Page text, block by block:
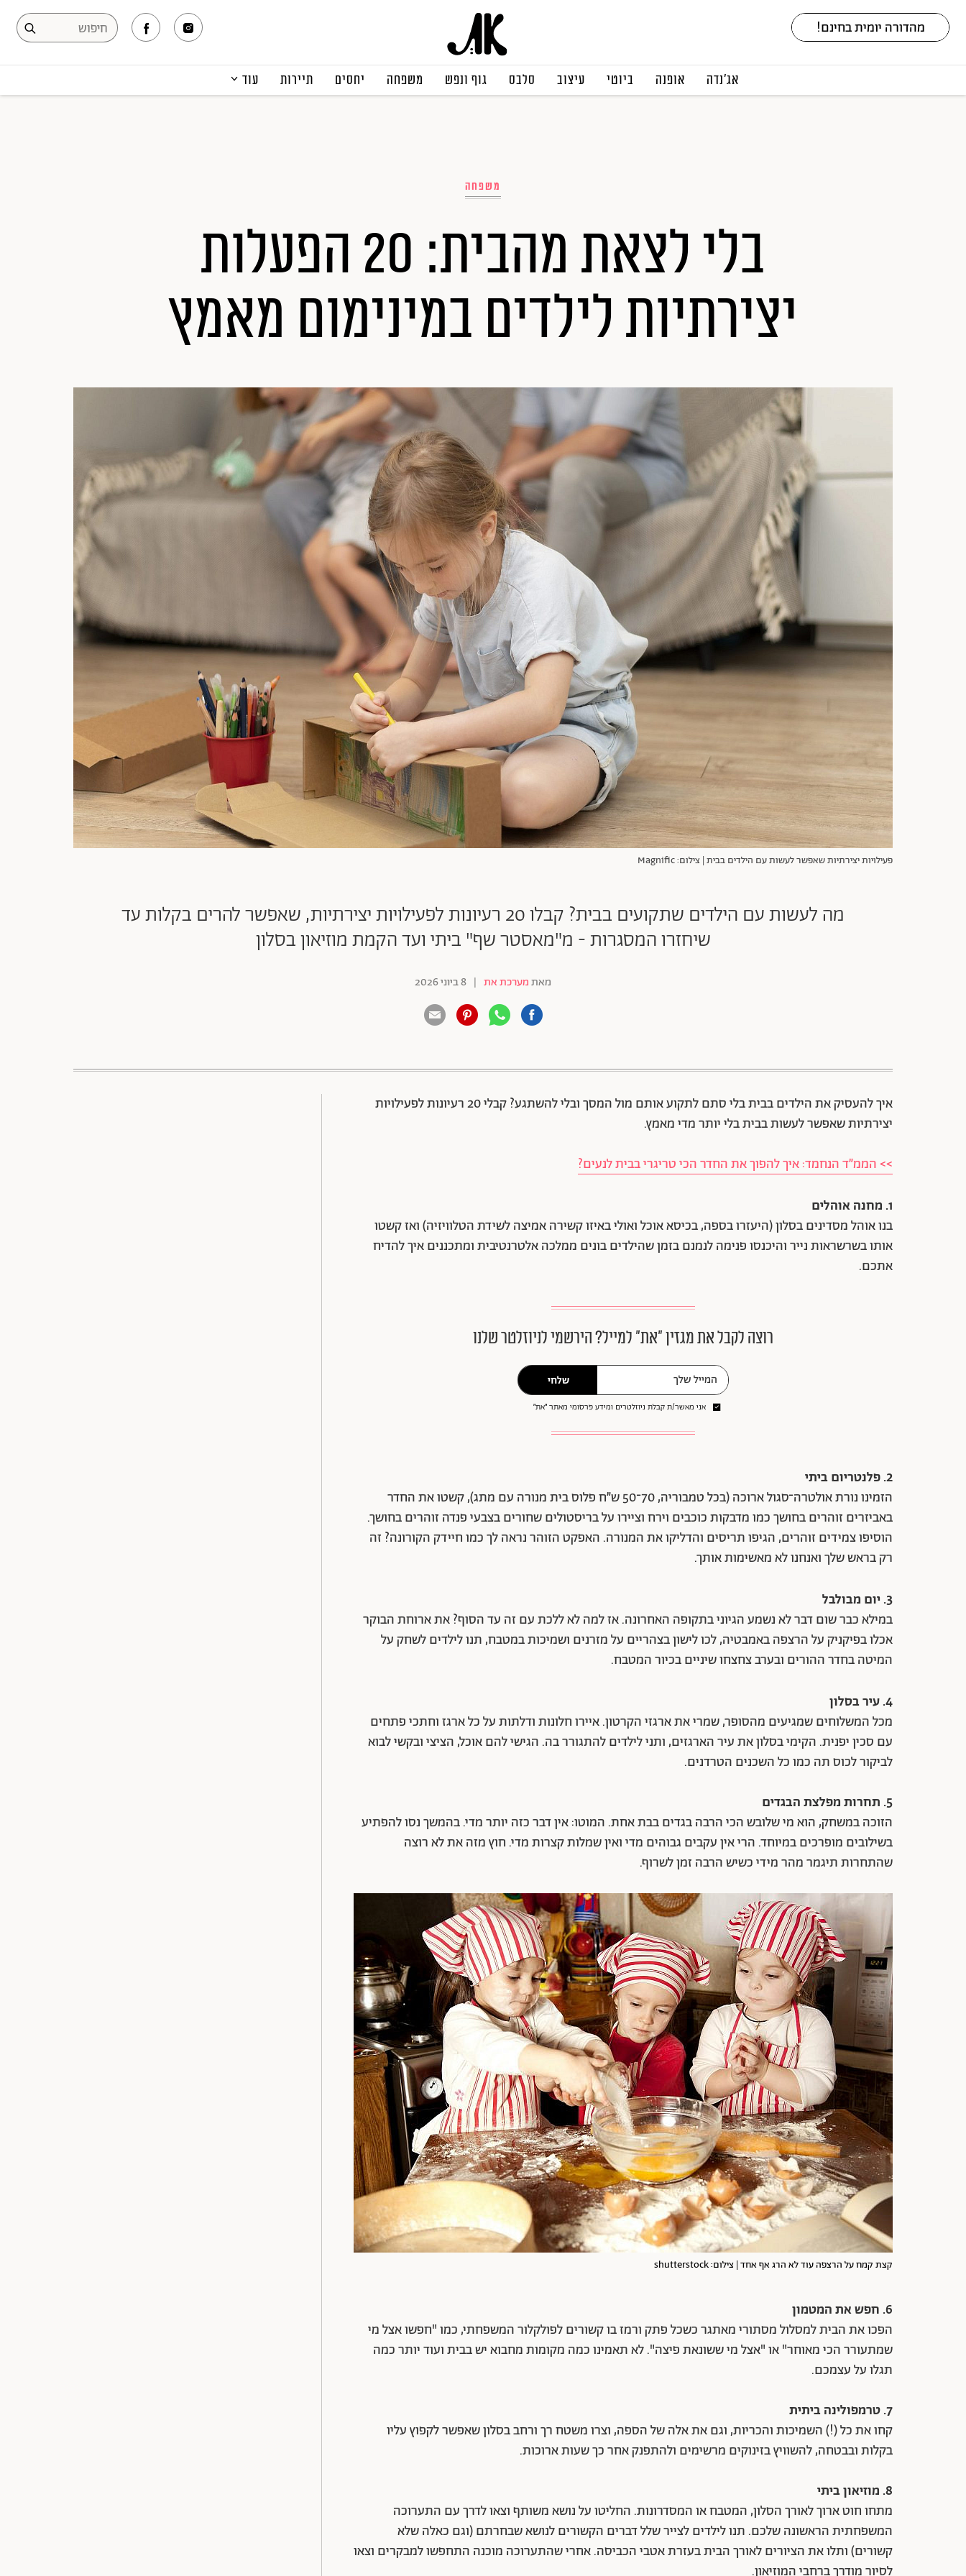
אג׳נדה אופנה ביוטי עיצוב סלבס גוף ונפש משפחה יחסים תיירות עוד
משפחה
בלי לצאת מהבית: 20 הפעלות
יצירתיות לילדים במינימום מאמץ
פעילויות יצירתיות שאפשר לעשות עם הילדים בבית | צילום: Magnific
מה לעשות עם הילדים שתקועים בבית? קבלו 20 רעיונות לפעילויות יצירתיות, שאפשר להרים בקלות עד
שיחזרו המסגרות - מ"מאסטר שף" ביתי ועד הקמת מוזיאון בסלון
מאתמערכת את | 8 ביוני 2026
איך להעסיק את הילדים בבית בלי סתם לתקוע אותם מול המסך ובלי להשתגע? קבלי 20 רעיונות לפעילויות
יצירתיות שאפשר לעשות בבית בלי יותר מדי מאמץ.
>> הממ״ד הנחמד: איך להפוך את החדר הכי טריגרי בבית לנעים?
1. מחנה אוהלים
בנו אוהל מסדינים בסלון (היעזרו בספה, בכיסא אוכל ואולי באיזו קשירה אמיצה לשידת הטלוויזיה) ואז קשטו
אותו בשרשראות נייר והיכנסו פנימה לנמנם בזמן שהילדים בונים ממלכה אלטרנטיבית ומתכננים איך להדיח
אתכם.
רוצה לקבל את מגזין ״את״ למייל? הירשמי לניוזלטר שלנו
שלחי
אני מאשר/ת קבלת ניוזלטרים ומידע פרסומי מאתר ״את״
2. פלנטריום ביתי
הזמינו נורת אולטרה־סגול ארוכה (בכל טמבוריה, 70־50 ש״ח פלוס בית מנורה עם מתג), קשטו את החדר
באביזרים זוהרים בחושך כמו מדבקות כוכבים וירח וציירו על בריסטולים שחורים בצבעי פנדה זוהרים בחושך.
הוסיפו צמידים זוהרים, הגיפו תריסים והדליקו את המנורה. האפקט הזוהר נראה לך כמו חיידק הקורונה? זה
רק בראש שלך ואנחנו לא מאשימות אותך.
3. יום מבולבל
במילא כבר שום דבר לא נשמע הגיוני בתקופה האחרונה. אז למה לא ללכת עם זה עד הסוף? את ארוחת הבוקר
אכלו בפיקניק על הרצפה באמבטיה, לכו לישון בצהריים על מזרנים ושמיכות במטבח, תנו לילדים לשחק על
המיטה בחדר ההורים ובערב צחצחו שיניים בכיור המטבח.
4. עיר בסלון
מכל המשלוחים שמגיעים מהסופר, שמרי את ארגזי הקרטון. איירו חלונות ודלתות על כל ארגז וחתכי פתחים
עם סכין יפנית. הקימי בסלון את עיר הארגזים, ותני לילדים להתגורר בה. הגישי להם אוכל, הציצי ובקשי לבוא
לביקור לכוס תה כמו כל השכנים הטרדנים.
5. תחרות מפלצתהבגדים
הזוכה במשחק, הוא מי שלובש הכי הרבה בגדים בבת אחת. המוטו: אין דבר כזה יותר מדי. בהמשך נסו להפתיע
בשילובים מופרכים במיוחד. הרי אין עקבים גבוהים מדי ואין שמלות קצרות מדי. חוץ מזה את לא רוצה
שהתחרות תיגמר מהר מידי כשיש הרבה זמן לשרוף.
קצת קמח על הרצפה עוד לא הרג אף אחד | צילום: shutterstock
6. חפש אתהמטמון
הפכו את הבית למסלול מסתורי מאתגר כשכל פתק ורמז בו קשורים לפולקלור המשפחתי, כמו "חפשו אצל מי
שמתעורר הכי מאוחר" או "אצל מי ששונאת פיצה". לא תאמינו כמה מקומות מחבוא יש בבית ועוד יותר כמה
תגלו על עצמכם.
7. טרמפולינה
ביתית
קחו את כל (!) השמיכות והכריות, וגם את אלה של הספה, וצרו משטח רך ורחב בסלון שאפשר לקפוץ עליו
בקלות ובבטחה, להשוויץ בזינוקים מרשימים ולהתפנק אחר כך שעות ארוכות.
8. מוזיאון
ביתי
מתחו חוט ארוך לאורך הסלון, המטבח או המסדרונות. החליטו על נושא משותף וצאו לדרך עם התערוכה
המשפחתית הראשונה שלכם. תנו לילדים לצייר שלל דברים הקשורים לנושא שבחרתם (וגם כאלה שלא
קשורים) ותלו את הציורים לאורך הבית בעזרת אטבי הכביסה. אחרי שהתערוכה מוכנה התחפשו למבקרים וצאו
לסיור מודרך ברחבי המוזיאון.